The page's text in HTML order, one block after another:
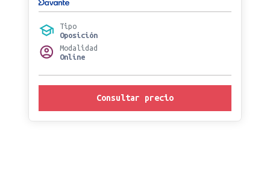
Tipo
Oposición
Modalidad
Online
Consultar precio